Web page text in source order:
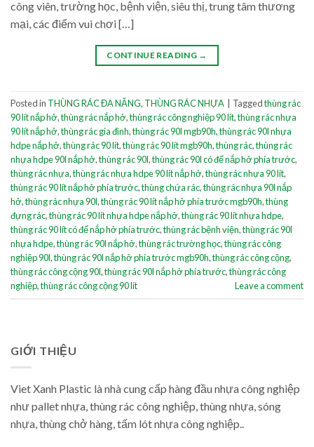
công viên, trường học, bệnh viện, siêu thị, trung tâm thương
mại, các điểm vui chơi […]
CONTINUE READING →
Posted in THÙNG RÁC ĐA NĂNG, THÙNG RÁC NHỰA Taggedthùng rác
90 lít nắp hở,thùng rác nắp hở,thùng rác công nghiệp 90 lít,thùng rác nhựa
90 lít nắp hở,thùng rác gia đình,thùng rác 90l mgb90h,thùng rác 90l nhựa
hdpe nắp hở,thùng rác 90 lít,thùng rác 90 lít mgb90h,thùng rác,thùng rác
nhựa hdpe 90l nắp hở,thùng rác 90l,thùng rác 90l có đế nắp hở phía trước,
thùng rác nhựa,thùng rác nhựa hdpe 90 lít nắp hở,thùng rác nhựa 90 lít,
thùng rác 90 lít nắp hở phía trước,thùng chứa rác,thùng rác nhựa 90l nắp
hở,thùng rác nhựa 90l,thùng rác 90 lít nắp hở phía trước mgb90h,thùng
đựng rác,thùng rác 90 lít nhựa hdpe nắp hở,thùng rác 90 lít nhựa hdpe,
thùng rác 90 lít có đế nắp hở phía trước,thùng rác bệnh viện,thùng rác 90l
nhựa hdpe,thùng rác 90l nắp hở,thùng rác trường học,thùng rác công
nghiệp 90l,thùng rác 90l nắp hở phía trước mgb90h,thùng rác công cộng,
thùng rác công cộng 90l,thùng rác 90l nắp hở phía trước,thùng rác công
nghiệp,thùng rác công cộng 90 lít Leave a comment
GIỚI THIỆU
Viet Xanh Plastic là nhà cung cấp hàng đầu nhựa công nghiệp
như pallet nhựa, thùng rác công nghiệp, thùng nhựa, sóng
nhựa, thùng chở hàng, tấm lót nhựa công nghiệp..